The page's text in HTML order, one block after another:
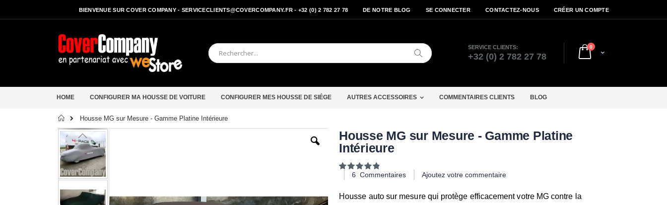
BIENVENUE SUR COVER COMPANY - SERVICECLIENTS@COVERCOMPANY.FR - +32 (0) 2 782 27 78 DE NOTRE BLOG SE CONNECTER CONTACTEZ-NOUS CRÉER UN COMPTE
Cart
0articles
Chercher
SERVICE CLIENTS:
+32 (0) 2 782 27 78
HOME CONFIGURER MA HOUSSE DE VOITURE CONFIGURER MES HOUSSE DE SIÉGE AUTRES ACCESSOIRES COMMENTAIRES CLIENTS BLOG
Accueil
Housse MG sur Mesure - Gamme Platine Intérieure
Passer
la
fin
de
la
galerie
Passer
Galerie
d’images
Housse MG sur Mesure - Gamme Platine
Intérieure
Notation:
100
6 Commentaires Ajoutez votre commentaire
Housse auto sur mesure qui protège efficacement votre MG contre la